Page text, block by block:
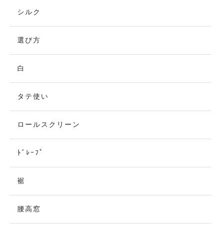
シルク
選び方
白
タテ使い
ロールスクリーン
ﾄﾞﾚｰﾌﾟ
裾
腰高窓